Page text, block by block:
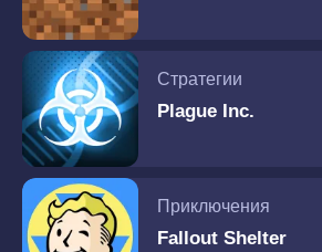
Стратегии
Plague Inc.
Приключения
Fallout Shelter